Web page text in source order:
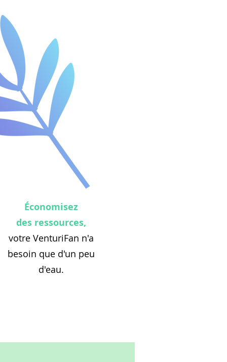
Économisez
des ressources,
votre VenturiFan n'a
besoin que d'un peu
d'eau.